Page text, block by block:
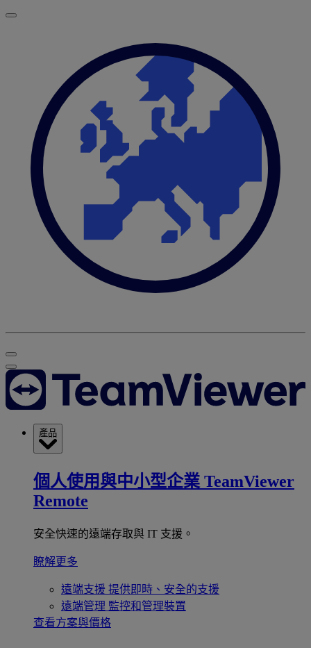
產品
個人使用與中小型企業 TeamViewer
Remote
安全快速的遠端存取與 IT 支援。
瞭解更多
遠端支援 提供即時、安全的支援
遠端管理 監控和管理裝置
查看方案與價格